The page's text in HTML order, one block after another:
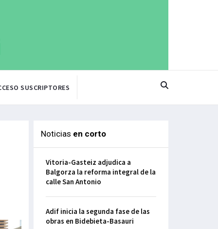
SUSCRIPTORES
Noticias en corto
Vitoria-Gasteiz adjudica a
Balgorza la reforma integral de la
calle San Antonio
Adif inicia la segunda fase de las
obras en Bidebieta-Basauri